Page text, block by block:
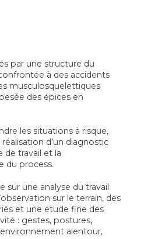
par une structure du
à des accidents
musculosquelettiques
des épices en
les situations à risque,
d’un diagnostic
travail et la
du process.
sur une analyse du travail
sur le terrain, des
et une étude fine des
: gestes, postures,
alentour,